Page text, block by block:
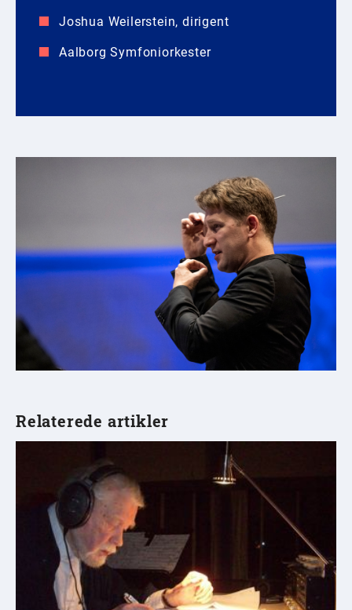
Joshua Weilerstein, dirigent
Aalborg Symfoniorkester
Relaterede artikler